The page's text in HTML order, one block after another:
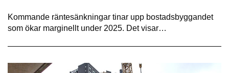
Kommande räntesänkningar tinar upp bostadsbyggandet
som ökar marginellt under 2025. Det visar…